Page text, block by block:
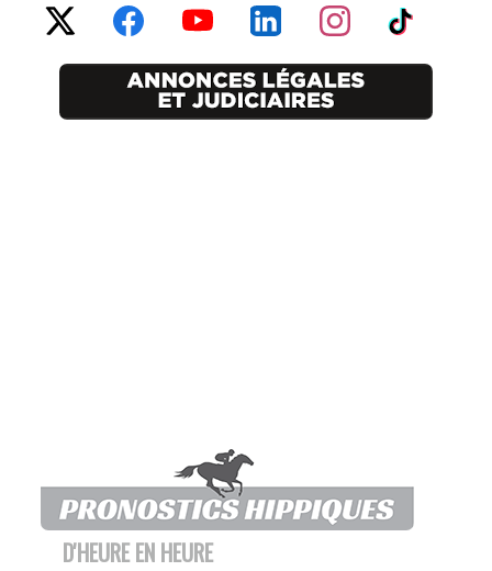
D'HEURE EN HEURE